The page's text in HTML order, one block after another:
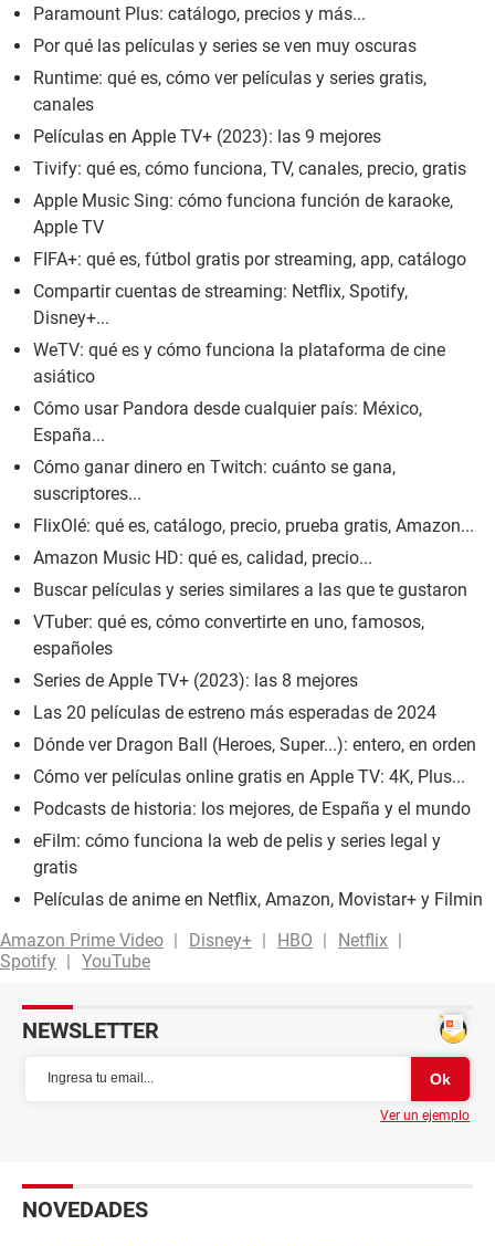
Paramount Plus: catálogo, precios y más...
Por qué las películas y series se ven muy oscuras
Runtime: qué es, cómo ver películas y series gratis,
canales
Películas en Apple TV+ (2023): las 9 mejores
Tivify: qué es, cómo funciona, TV, canales, precio, gratis
Apple Music Sing: cómo funciona función de karaoke,
Apple TV
FIFA+: qué es, fútbol gratis por streaming, app, catálogo
Compartir cuentas de streaming: Netflix, Spotify,
Disney+...
WeTV: qué es y cómo funciona la plataforma de cine
asiático
Cómo usar Pandora desde cualquier país: México,
España...
Cómo ganar dinero en Twitch: cuánto se gana,
suscriptores...
FlixOlé: qué es, catálogo, precio, prueba gratis, Amazon...
Amazon Music HD: qué es, calidad, precio...
Buscar películas y series similares a las que te gustaron
VTuber: qué es, cómo convertirte en uno, famosos,
españoles
Series de Apple TV+ (2023): las 8 mejores
Las 20 películas de estreno más esperadas de 2024
Dónde ver Dragon Ball (Heroes, Super...): entero, en orden
Cómo ver películas online gratis en Apple TV: 4K, Plus...
Podcasts de historia: los mejores, de España y el mundo
eFilm: cómo funciona la web de pelis y series legal y
gratis
Películas de anime en Netflix, Amazon, Movistar+ y Filmin
Amazon Prime Video
Disney+ HBO
Netflix
Spotify
YouTube
NEWSLETTER
Ver un ejemplo
NOVEDADES